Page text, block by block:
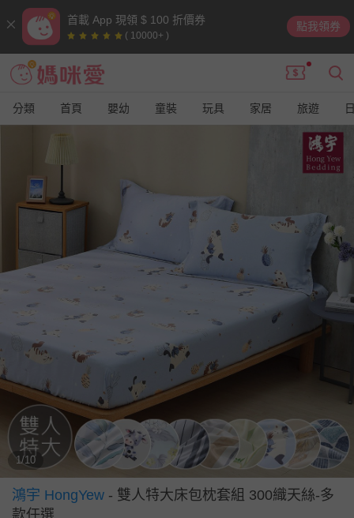
首載 App 現領 $ 100 折價券
( 10000+ )
點我領券
分類 首頁 嬰幼 童裝 玩具 家居 旅遊
1/10
鴻宇 HongYew - 雙人特大床包枕套組 300織天絲-多
款任選